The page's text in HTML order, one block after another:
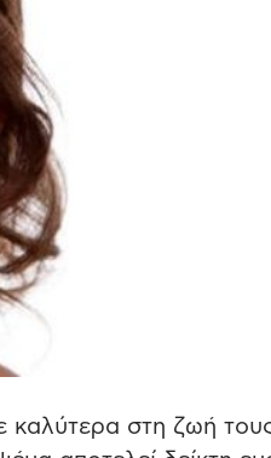
καλύτερα στη ζωή